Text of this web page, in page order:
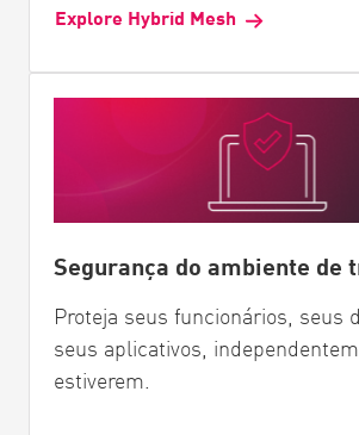
Explore Hybrid Mesh
Segurança do ambiente de
Proteja seus funcionários, seus
seus aplicativos,
estiverem.